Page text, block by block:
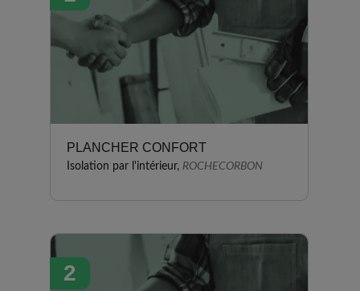
PLANCHER CONFORT
Isolation par l'intérieur, ROCHECORBON
2